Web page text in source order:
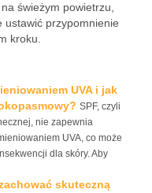
świeżym powietrzu,
ustawić przypomnienie
kroku.
UVA i jak
SPF, czyli
nie zapewnia
UVA, co może
dla skóry. Aby
skuteczną